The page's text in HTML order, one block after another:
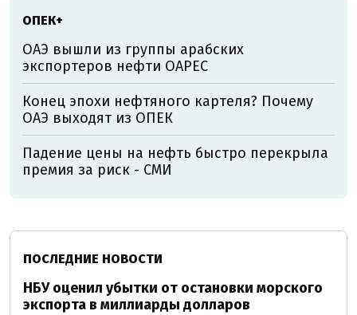
ОПЕК+
ОАЭ вышли из группы арабских
экспортеров нефти OAPEC
Конец эпохи нефтяного картеля? Почему
ОАЭ выходят из ОПЕК
Падение цены на нефть быстро перекрыла
премия за риск - СМИ
ПОСЛЕДНИЕ НОВОСТИ
НБУ оценил убытки от остановки морского
экспорта в миллиарды долларов